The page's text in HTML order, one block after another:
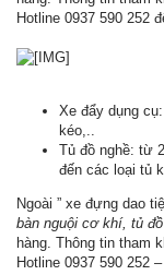
Hotline 0937 590 252
Xe đẩy dụng
kéo,..
Tủ đồ nghề: từ
đến các loại tủ
Ngoài ” xe đựng dao
bàn nguội cơ khí, tủ
hàng. Thông tin tham
Hotline 0937 590 252